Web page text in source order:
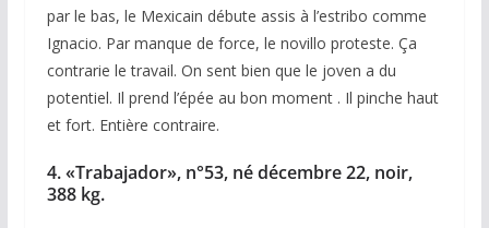
par le bas, le Mexicain débute assis à l’estribo comme
Ignacio. Par manque de force, le novillo proteste. Ça
contrarie le travail. On sent bien que le joven a du
potentiel. Il prend l’épée au bon moment . Il pinche haut
et fort. Entière contraire.
4. «Trabajador», n°53, né décembre 22, noir,
388 kg.